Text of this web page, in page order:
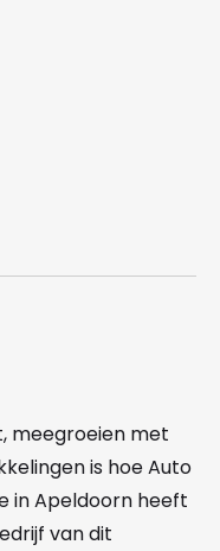
meegroeien met
is hoe Auto
in Apeldoorn heeft
van dit